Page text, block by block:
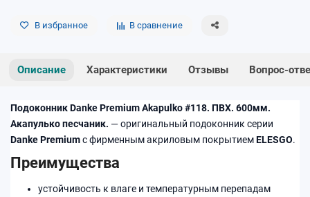
В избранное В сравнение
Описание Характеристики Отзывы Вопрос-
Подоконник Danke Premium Akapulko #118. ПВХ. 600мм.
Акапулько песчаник. — оригинальный подоконник серии
Danke Premiumс фирменным акриловым покрытиемELESGO.
Преимущества
устойчивость к влаге и температурным перепадам